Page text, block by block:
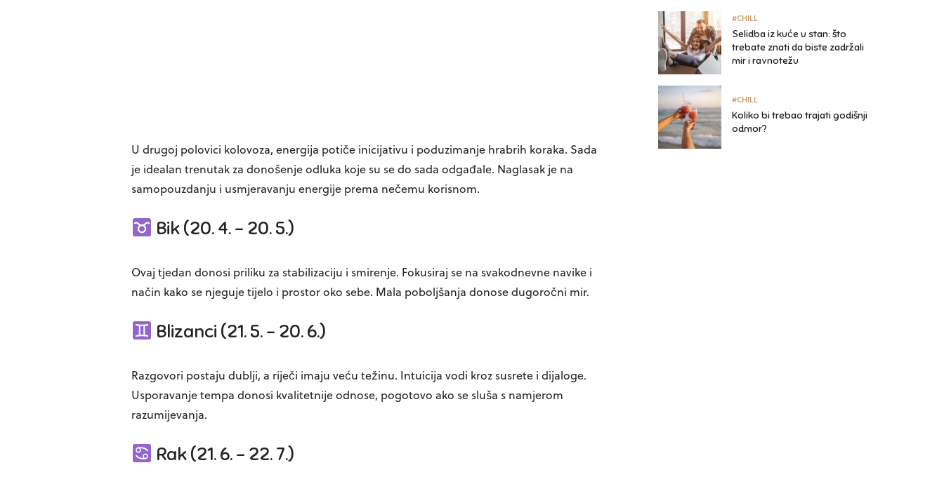
U drugoj polovici kolovoza, energija potiče inicijativu i poduzimanje hrabrih koraka. Sada
je idealan trenutak za donošenje odluka koje su se do sada odgađale. Naglasak je na
samopouzdanju i usmjeravanju energije prema nečemu korisnom.
Bik (20. 4. – 20. 5.)
Ovaj tjedan donosi priliku za stabilizaciju i smirenje. Fokusiraj se na svakodnevne navike i
način kako se njeguje tijelo i prostor oko sebe. Mala poboljšanja donose dugoročni mir.
Blizanci (21. 5. – 20. 6.)
Razgovori postaju dublji, a riječi imaju veću težinu. Intuicija vodi kroz susrete i dijaloge.
Usporavanje tempa donosi kvalitetnije odnose, pogotovo ako se sluša s namjerom
razumijevanja.
Rak (21. 6. – 22. 7.)
#CHILL
Selidba iz kuće u stan: što
trebate znati da biste zadržali
mir i ravnotežu
#CHILL
Koliko bi trebao trajati godišnji
odmor?